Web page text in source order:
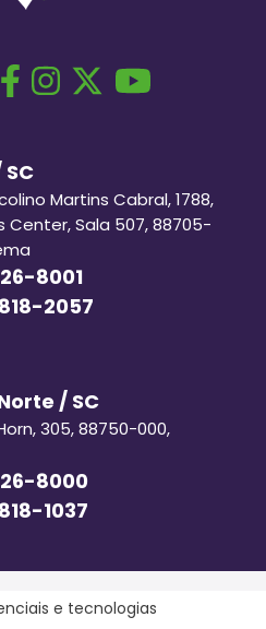
Martins Cabral, 1788,
Center, Sala 507, 88705-
8001
2057
/ SC
305, 88750-000,
8000
1037
e tecnologias